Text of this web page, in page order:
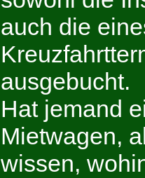
auch die
ausgebucht.
Hat jemand
Mietwagen,
wissen,